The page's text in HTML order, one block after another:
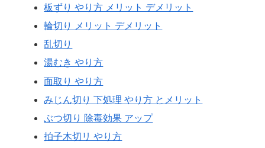
板ずり やり方 メリット デメリット
輪切り メリット デメリット
乱切り
湯むき やり方
面取り やり方
みじん切り 下処理 やり方 とメリット
ぶつ切り 除毒効果 アップ
拍子木切リ やり方